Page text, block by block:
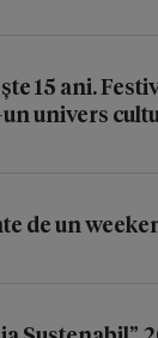
15 ani.
univers
de un